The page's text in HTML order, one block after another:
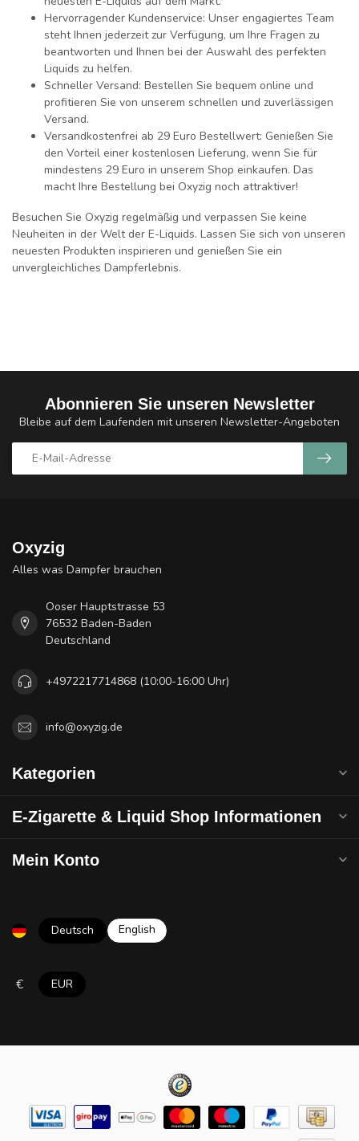
Hervorragender Kundenservice: Unser engagiertes Team
steht Ihnen jederzeit zur Verfügung, um Ihre Fragen zu
beantworten und Ihnen bei der Auswahl des perfekten
Liquids zu helfen.
Schneller Versand: Bestellen Sie bequem online und
profitieren Sie von unserem schnellen und zuverlässigen
Versand.
Versandkostenfrei ab 29 Euro Bestellwert: Genießen Sie
den Vorteil einer kostenlosen Lieferung, wenn Sie für
mindestens 29 Euro in unserem Shop einkaufen. Das
macht Ihre Bestellung bei Oxyzig noch attraktiver!
Besuchen Sie Oxyzig regelmäßig und verpassen Sie keine
Neuheiten in der Welt der E-Liquids. Lassen Sie sich von unseren
neuesten Produkten inspirieren und genießen Sie ein
unvergleichliches Dampferlebnis.
Abonnieren Sie unseren Newsletter
Bleibe auf dem Laufenden mit unseren Newsletter-Angeboten
Oxyzig
Alles was Dampfer brauchen
Ooser Hauptstrasse 53
76532 Baden-Baden
Deutschland
+4972217714868 (10:00-16:00 Uhr)
info@oxyzig.de
Kategorien
E-Zigarette & Liquid Shop Informationen
Mein Konto
Deutsch English
€ EUR